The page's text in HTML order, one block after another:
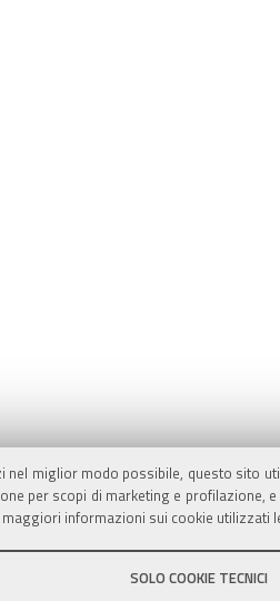
nel miglior modo possibile, questo sito
per scopi di marketing e
maggiori informazioni sui cookie utilizzati
SOLO COOKIE TECNICI